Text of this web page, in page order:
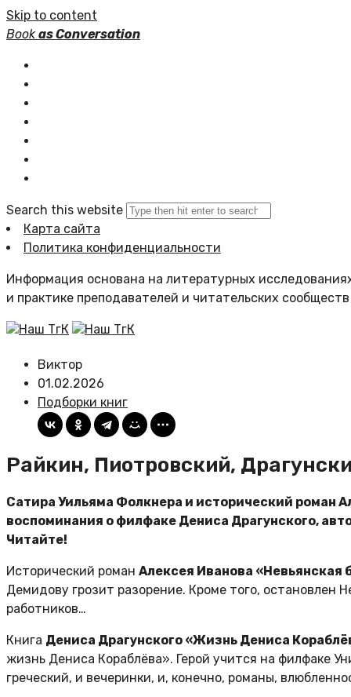
Skip to content
Bookas Conversation
Search this website
Карта сайта
Политика конфиденциальности
Информация основана на литературных
и практике преподавателей и читательских сообществ
Наш ТгК Наш ТгК
Виктор
01.02.2026
Подборки книг
Райкин, Пиотровский,
Сатира Уильяма Фолкнера и исторический роман
воспоминания о филфаке Дениса Драгунского,
Читайте!
Исторический роман Алексея Иванова «Невьянская
Демидову грозит разорение. Кроме того,
работников…
Книга Дениса Драгунского «Жизнь Дениса
жизнь Дениса Кораблёва». Герой учится на филфаке
греческий, и вечеринки, и, конечно, романы,